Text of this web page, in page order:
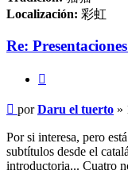
Localización: 彩虹
Re:
Mensaje
porDaru el tuerto »
Por si interesa, pero
subtítulos desde el
introductoria... Cuatro